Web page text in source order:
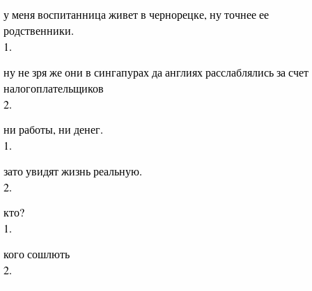
у меня воспитанница живет в чернорецке, ну точнее ее
родственники.
1.
ну не зря же они в сингапурах да англиях расслаблялись за счет
налогоплательщиков
2.
ни работы, ни денег.
1.
зато увидят жизнь реальную.
2.
кто?
1.
кого сошлють
2.